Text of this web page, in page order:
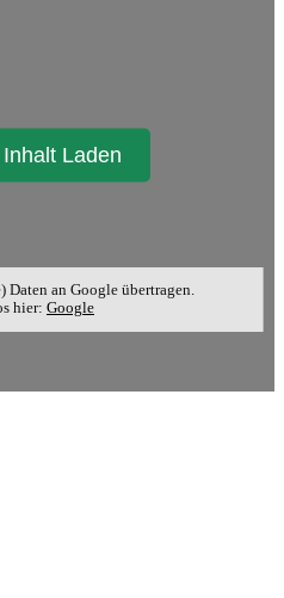
Laden
Daten an Google übertragen.
hier: Google